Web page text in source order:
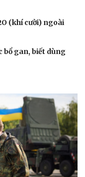
(khí cười) ngoài
bổ gan, biết dùng